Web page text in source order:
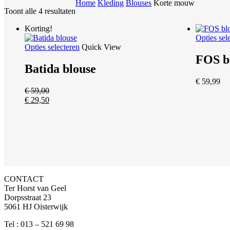
Toont alle 4 resultaten
Home Kleding Blouses Korte mouw
Korting!
Opties selecteren Dit
meerdere
Quick View
Batida blouse
€59,00
€ 29,50
Opties
FOS
€59,99
CONTACT
Ter Horst van Geel
Dorpsstraat 23
5061 HJ Oisterwijk
Tel : 013 – 521 69 98